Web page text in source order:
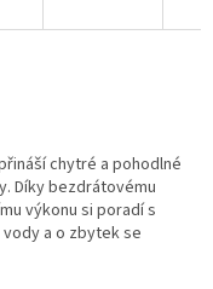
chytré a pohodlné
Díky bezdrátovému
výkonu si poradí s
a o zbytek se